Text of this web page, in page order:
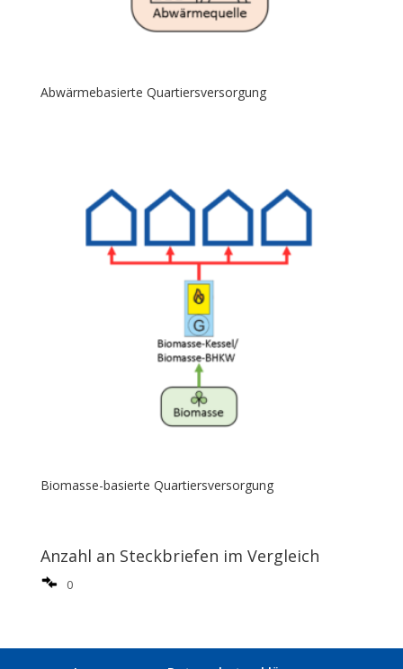
Abwärmebasierte Quartiersversorgung
Biomasse-basierte Quartiersversorgung
Anzahl an Steckbriefen im Vergleich
0